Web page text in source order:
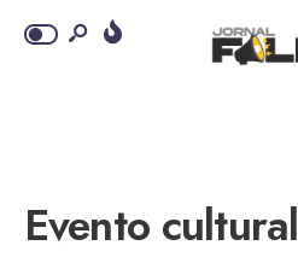
Evento cultural